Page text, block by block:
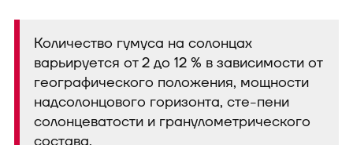
Количество гумуса на солонцах
варьируется от 2 до 12 % в зависимости от
географического положения, мощности
надсолонцового горизонта, сте-пени
солонцеватости и гранулометрического